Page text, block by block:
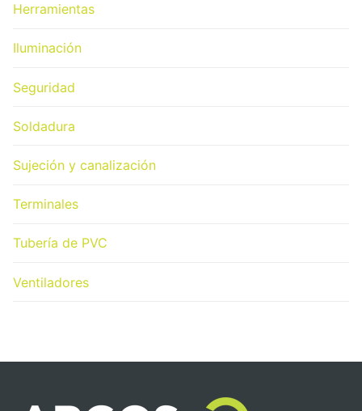
Herramientas
Iluminación
Seguridad
Soldadura
Sujeción y canalización
Terminales
Tubería de PVC
Ventiladores